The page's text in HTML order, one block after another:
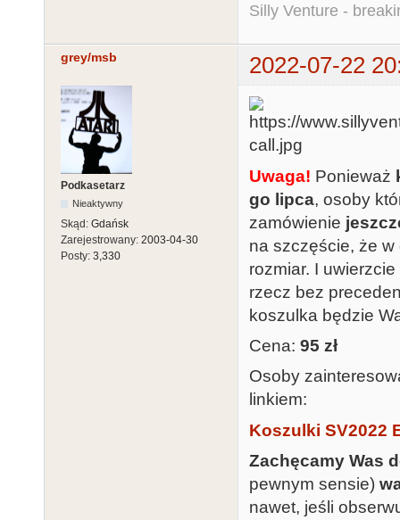
Silly Venture -
grey/msb 2022-07-22
Podkasetarz
Nieaktywny
Skąd: Gdańsk
Zarejestrowany: 2003-04-30
Posty: 3,330
Uwaga! Ponieważ
go lipca, osoby
zamówienie
na szczęście, że
rozmiar. I
rzecz bez
koszulka będzie
Cena: 95 zł
Osoby
linkiem:
Koszulki SV2022
Zachęcamy Was
pewnym sensie)
nawet, jeśli